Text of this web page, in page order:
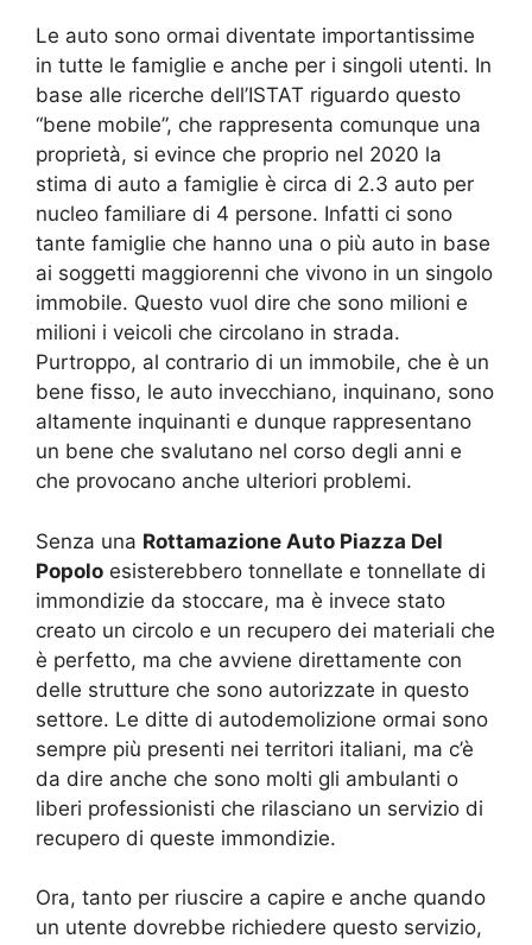
Le auto sono ormai diventate importantissime
in tutte le famiglie e anche per i singoli utenti. In
base alle ricerche dell’ISTAT riguardo questo
“bene mobile”, che rappresenta comunque una
proprietà, si evince che proprio nel 2020 la
stima di auto a famiglie è circa di 2.3 auto per
nucleo familiare di 4 persone. Infatti ci sono
tante famiglie che hanno una o più auto in base
ai soggetti maggiorenni che vivono in un singolo
immobile. Questo vuol dire che sono milioni e
milioni i veicoli che circolano in strada.
Purtroppo, al contrario di un immobile, che è un
bene fisso, le auto invecchiano, inquinano, sono
altamente inquinanti e dunque rappresentano
un bene che svalutano nel corso degli anni e
che provocano anche ulteriori problemi.
Senza una Rottamazione Auto Piazza Del
Popolo esisterebbero tonnellate e tonnellate di
immondizie da stoccare, ma è invece stato
creato un circolo e un recupero dei materiali che
è perfetto, ma che avviene direttamente con
delle strutture che sono autorizzate in questo
settore. Le ditte di autodemolizione ormai sono
sempre più presenti nei territori italiani, ma c’è
da dire anche che sono molti gli ambulanti o
liberi professionisti che rilasciano un servizio di
recupero di queste immondizie.
Ora, tanto per riuscire a capire e anche quando
un utente dovrebbe richiedere questo servizio,